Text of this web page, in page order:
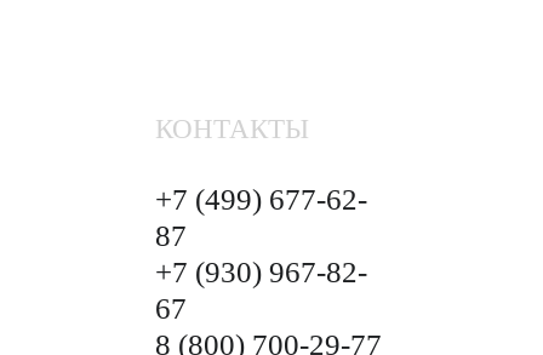
КОНТАКТЫ
+7 (499) 677-62-
87
+7 (930) 967-82-
67
8 (800) 700-29-77